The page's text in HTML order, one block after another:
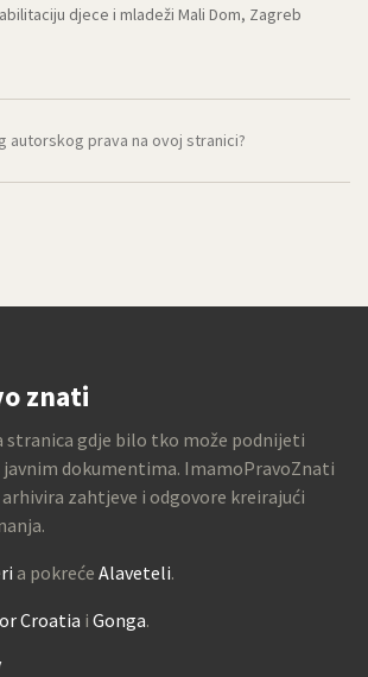
djece i mladeži Mali Dom, Zagreb
autorskog prava na ovoj stranici?
znati
stranica gdje bilo tko može podnijeti
dokumentima. ImamoPravoZnati
zahtjeve i odgovore kreirajući
a pokreće Alaveteli.
Croatia i Gonga.